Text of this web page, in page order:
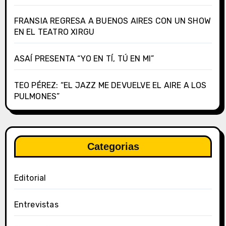
FRANSIA REGRESA A BUENOS AIRES CON UN SHOW
EN EL TEATRO XIRGU
ASAÍ PRESENTA “YO EN TÍ, TÚ EN MI”
TEO PÉREZ: “EL JAZZ ME DEVUELVE EL AIRE A LOS
PULMONES”
Categorias
Editorial
Entrevistas